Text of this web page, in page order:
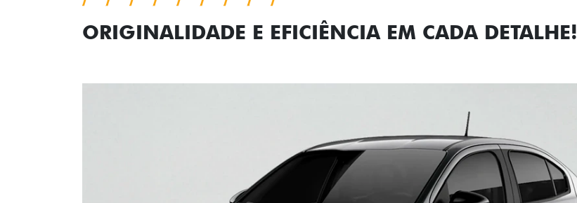
ORIGINALIDADE E EFICIÊNCIA EM CADA DETALHE!